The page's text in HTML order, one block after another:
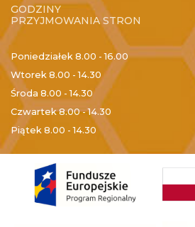
GODZINY
PRZYJMOWANIA STRON
Poniedziałek 8.00 - 16.00
Wtorek 8.00 - 14.30
Środa 8.00 - 14.30
Czwartek8.00 - 14.30
Piątek 8.00 - 14.30